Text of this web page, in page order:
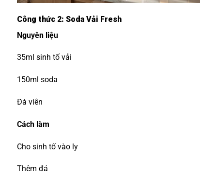
Công thức 2: Soda Vải Fresh
Nguyên liệu
35ml sinh tố vải
150ml soda
Đá viên
Cách làm
Cho sinh tố vào ly
Thêm đá